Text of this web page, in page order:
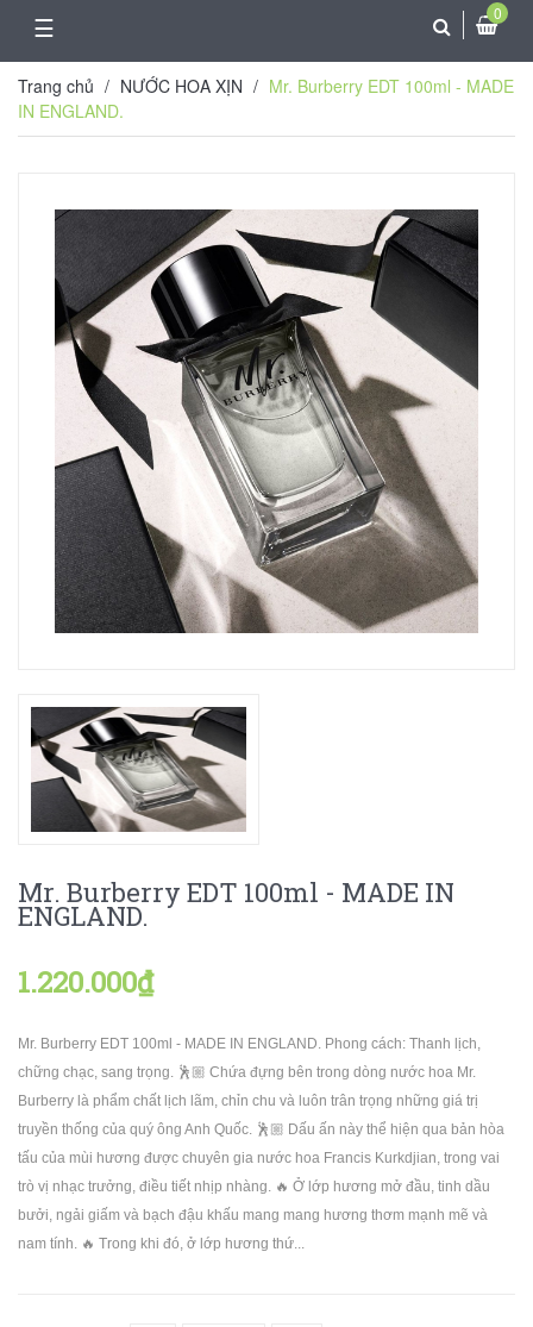
☰ 0
Trang chủ / NƯỚC HOA XỊN / Mr. Burberry EDT 100ml - MADE
IN ENGLAND.
Mr. Burberry EDT 100ml - MADE IN
ENGLAND.
1.220.000₫
Mr. Burberry EDT 100ml - MADE IN ENGLAND. Phong cách: Thanh lịch,
chững chạc, sang trọng. 🕺🏼 Chứa đựng bên trong dòng nước hoa Mr.
Burberry là phẩm chất lịch lãm, chỉn chu và luôn trân trọng những giá trị
truyền thống của quý ông Anh Quốc. 🕺🏼 Dấu ấn này thể hiện qua bản hòa
tấu của mùi hương được chuyên gia nước hoa Francis Kurkdjian, trong vai
trò vị nhạc trưởng, điều tiết nhịp nhàng. 🔥 Ở lớp hương mở đầu, tinh dầu
bưởi, ngải giấm và bạch đậu khấu mang mang hương thơm mạnh mẽ và
nam tính. 🔥 Trong khi đó, ở lớp hương thứ...